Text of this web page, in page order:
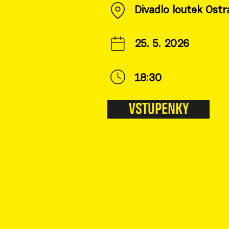
Divadlo loutek
25. 5. 2026
18:30
VSTUPENKY